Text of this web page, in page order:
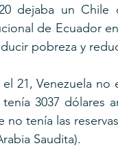
dejaba un Chile
de Ecuador
pobreza y
21, Venezuela
3037 dólares
tenía las
Saudita).